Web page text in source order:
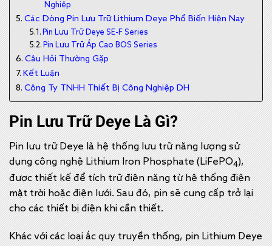
Nghiệp
Các Dòng Pin Lưu Trữ Lithium Deye Phổ Biến Hiện Nay
Pin Lưu Trữ Deye SE-F Series
Pin Lưu Trữ Áp Cao BOS Series
Câu Hỏi Thường Gặp
Kết Luận
Công Ty TNHH Thiết Bị Công Nghiệp DH
Pin Lưu Trữ Deye Là Gì?
Pin lưu trữ Deye là hệ thống lưu trữ năng lượng sử
dụng công nghệ Lithium Iron Phosphate (LiFePO4),
được thiết kế để tích trữ điện năng từ hệ thống điện
mặt trời hoặc điện lưới. Sau đó, pin sẽ cung cấp trở lại
cho các thiết bị điện khi cần thiết.
Khác với các loại ắc quy truyền thống, pin Lithium Deye